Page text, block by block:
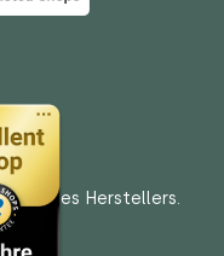
des Herstellers.